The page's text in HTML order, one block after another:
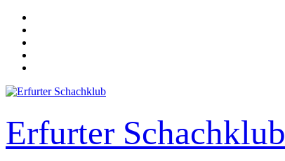
Skip
content
Erfurter Schachklub